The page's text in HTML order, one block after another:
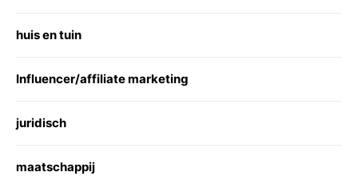
huis en tuin
Influencer/affiliate marketing
juridisch
maatschappij